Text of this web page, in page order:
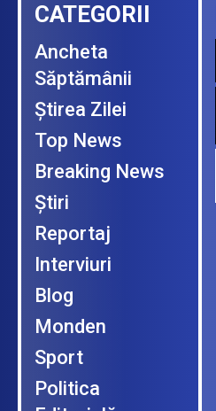
CATEGORII
Ancheta
Săptămânii
Ştirea Zilei
Top News
Breaking News
Ştiri
Reportaj
Interviuri
Blog
Monden
Sport
Politica